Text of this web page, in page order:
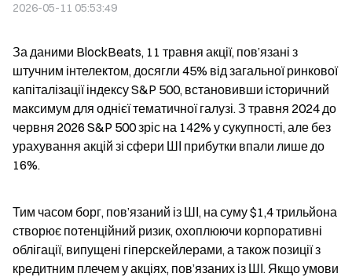
2026-05-11 05:53:49
За даними BlockBeats, 11 травня акції, пов’язані з
штучним інтелектом, досягли 45% від загальної ринкової
капіталізації індексу S&P 500, встановивши історичний
максимум для однієї тематичної галузі. З травня 2024 до
червня 2026 S&P 500 зріс на 142% у сукупності, але без
урахування акцій зі сфери ШІ прибутки впали лише до
16%.
Тим часом борг, пов’язаний із ШІ, на суму $1,4 трильйона
створює потенційний ризик, охоплюючи корпоративні
облігації, випущені гіперскейлерами, а також позиції з
кредитним плечем у акціях, пов’язаних із ШІ. Якщо умови